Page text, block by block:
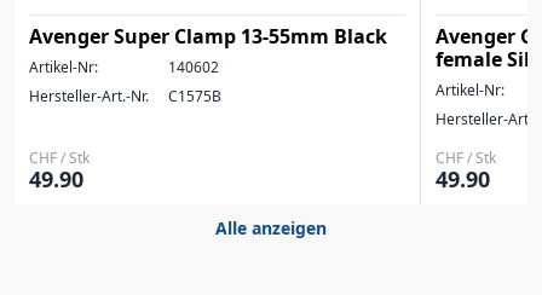
Avenger Super Clamp 13-55mm Black
Artikel-Nr:
140602
Hersteller-Art.-Nr.
C1575B
CHF / Stk
49.90
Avenger
female Sil
Artikel-Nr:
Hersteller-Art.-
CHF / Stk
49.90
Alle anzeigen